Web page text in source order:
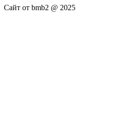
Сайт от bmb2 @ 2025